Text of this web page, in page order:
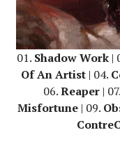
01. Shadow Work|
Of An Artist | 04.
06.Reaper| 07.
Misfortune| 09.